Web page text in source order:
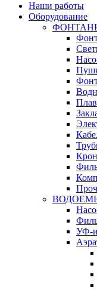
Наши работы
Оборудование
УФ-